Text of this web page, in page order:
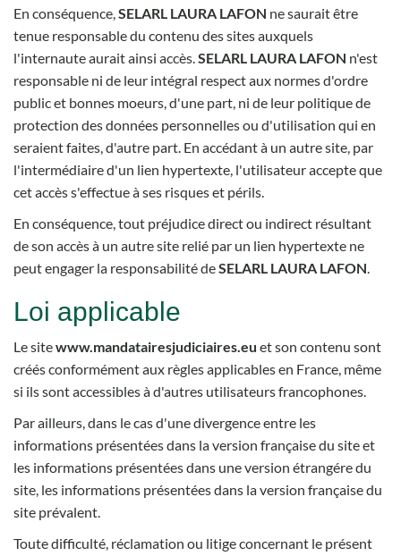
En conséquence,SELARL LAURA LAFON ne saurait être
tenue responsable du contenu des sites auxquels
l'internaute aurait ainsi accès.SELARL LAURA LAFON n'est
responsable ni de leur intégral respect aux normes d'ordre
public et bonnes moeurs, d'une part, ni de leur politique de
protection des données personnelles ou d'utilisation qui en
seraient faites, d'autre part. En accédant à un autre site, par
l'intermédiaire d'un lien hypertexte, l'utilisateur accepte que
cet accès s'effectue à ses risques et périls.
En conséquence, tout préjudice direct ou indirect résultant
de son accès à un autre site relié par un lien hypertexte ne
peut engager la responsabilité deSELARL LAURA LAFON.
Loi applicable
Le sitewww.mandatairesjudiciaires.eu et son contenu sont
créés conformément aux règles applicables en France, même
si ils sont accessibles à d'autres utilisateurs francophones.
Par ailleurs, dans le cas d'une divergence entre les
informations présentées dans la version française du site et
les informations présentées dans une version étrangére du
site, les informations présentées dans la version française du
site prévalent.
Toute difficulté, réclamation ou litige concernant le présent